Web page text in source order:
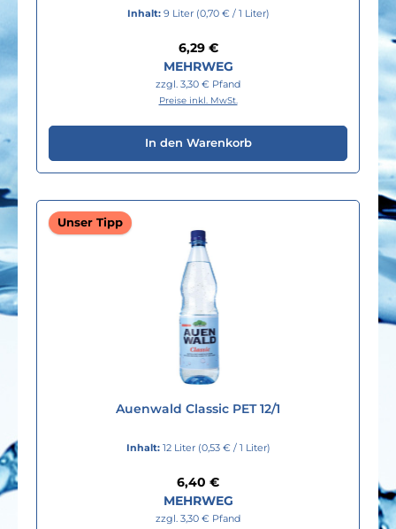
Inhalt: 9 Liter (0,70 € / 1 Liter)
Regulärer Preis:
6,29 €
MEHRWEG
zzgl. 3,30 € Pfand
Preise inkl. MwSt.
In den Warenkorb
Unser Tipp
Auenwald Classic PET 12/1
Inhalt: 12 Liter (0,53 € / 1 Liter)
Regulärer Preis:
6,40 €
MEHRWEG
zzgl. 3,30 € Pfand